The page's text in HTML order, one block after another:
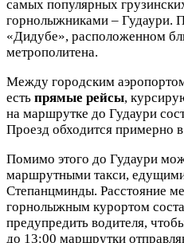
самых популярных
горнолыжниками – Гудаури.
«Дидубе», расположенном
метрополитена.
Между городским
есть прямые рейсы,
на маршрутке до Гудаури
Проезд обходится примерно
Помимо этого до Гудаури
маршрутными такси,
Степанцминды. Расстояние
горнолыжным курортом
предупредить водителя,
до 13:00 маршрутки